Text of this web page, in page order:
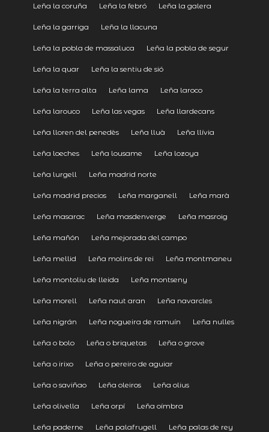
Leña la coruña Leña la febró Leña la galera
Leña la garriga Leña la llacuna
Leña la pobla de massaluca Leña la pobla de segur
Leña la quar Leña la sentiu de sió
Leña la terra alta Leña lama Leña laroco
Leña larouco Leña las vegas Leña llardecans
Leña lloren del penedès Leña lluà Leña llívia
Leña loeches Leña lousame Leña lozoya
Leña lurgell Leña madrid norte
Leña madrid precios Leña marganell Leña marà
Leña masarac Leña masdenverge Leña masroig
Leña mañón Leña mejorada del campo
Leña mellid Leña molins de rei Leña montmaneu
Leña montoliu de lleida Leña montseny
Leña morell Leña naut aran Leña navarcles
Leña nigrán Leña nogueira de ramuín Leña nulles
Leña o bolo Leña o briquetas Leña o grove
Leña o irixo Leña o pereiro de aguiar
Leña o saviñao Leña oleiros Leña olius
Leña olivella Leña orpí Leña oímbra
Leña paderne Leña palafrugell Leña palas de rey